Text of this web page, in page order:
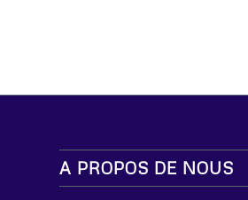
A PROPOS DE NOUS